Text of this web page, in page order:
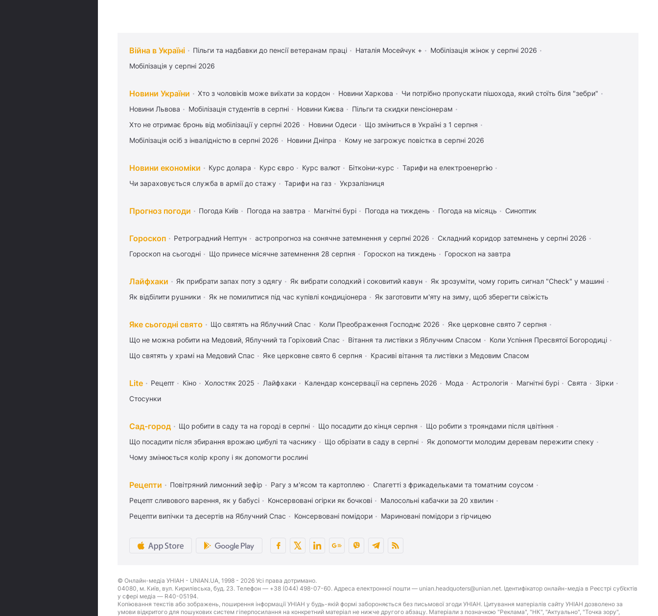
Війна в Україні Пільги та надбавки до пенсії ветеранам праці Наталія Мосейчук +
Мобілізація жінок у серпні 2026
Мобілізація у серпні 2026
Новини України Хто з чоловіків може виїхати за кордон Новини Харкова
Чи потрібно пропускати пішохода, який стоїть біля "зебри"
Новини Львова
Мобілізація студентів в серпні Новини Києва
Пільги та скидки пенсіонерам
Хто не отримає бронь від мобілізації у серпні 2026
Новини Одеси
Що зміниться в Україні з 1 серпня
Мобілізація осіб з інвалідністю в серпні 2026
Новини Дніпра Кому не загрожує повістка в серпні 2026
Новини економіки Курс долара Курс євро Курс валют Біткоіни-курс
Тарифи на електроенергію
Чи зараховується служба в армії до стажу
Тарифи на газ Укрзалізниця
Прогноз погоди Погода Київ Погода на завтра Магнітні бурі Погода на тиждень Погода на місяць Синоптик
Гороскоп Ретроградний Нептун астропрогноз на сонячне затемнення у серпні 2026
Складний коридор затемнень у серпні 2026
Гороскоп на сьогодні
Що принесе місячне затемнення 28 серпня Гороскоп на тиждень Гороскоп на завтра
Лайфхаки Як прибрати запах поту з одягу Як вибрати солодкий і соковитий кавун
Як зрозуміти, чому горить сигнал "Check" у машині
Як відбілити рушники
Як не помилитися під час купівлі кондиціонера Як заготовити м'яту на зиму, щоб зберегти свіжість
Яке сьогодні свято Що святять на Яблучний Спас Коли Преображення Господнє 2026
Яке церковне свято 7 серпня
Що не можна робити на Медовий, Яблучний та Горіховий Спас
Вітання та листівки з Яблучним Спасом
Коли Успіння Пресвятої Богородиці
Що святять у храмі на Медовий Спас
Яке церковне свято 6 серпня Красиві вітання та листівки з Медовим Спасом
Lite Рецепт Кіно Холостяк 2025 Лайфхаки Календар консервації на серпень 2026 Мода Астрологія Магнітні бурі Свята
Зірки
Стосунки
Сад-город Що робити в саду та на городі в серпні Що посадити до кінця серпня
Що робити з трояндами після цвітіння
Що посадити після збирання врожаю цибулі та часнику
Що обрізати в саду в серпні
Як допомогти молодим деревам пережити спеку
Чому змінюється колір кропу і як допомогти рослині
Рецепти Повітряний лимонний зефір Рагу з м'ясом та картоплею
Спагетті з фрикадельками та томатним соусом
Рецепт сливового варення, як у бабусі
Консервовані огірки як бочкові
Малосольні кабачки за 20 хвилин
Рецепти випічки та десертів на Яблучний Спас
Консервовані помідори Мариновані помідори з гірчицею
© Онлайн-медіа УНІАН - UNIAN.UA, 1998 - 2026 Усі права дотримано.
04080, м. Київ, вул. Кирилівська, буд. 23. Телефон — +38 (044) 498-07-60. Адреса електронної пошти — unian.headquoters@unian.net. Ідентифікатор онлайн-медіа в Реєстрі суб’єктів
у сфері медіа — R40-05194.
Копіювання текстів або зображень, поширення інформації УНІАН у будь-якій формі забороняється без письмової згоди УНІАН. Цитування матеріалів сайту УНІАН дозволено за
умови відкритого для пошукових систем гіперпосилання на конкретний матеріал не нижче другого абзацу. Матеріали з позначкою "Реклама", "НК", "Актуально", "Точка зору",